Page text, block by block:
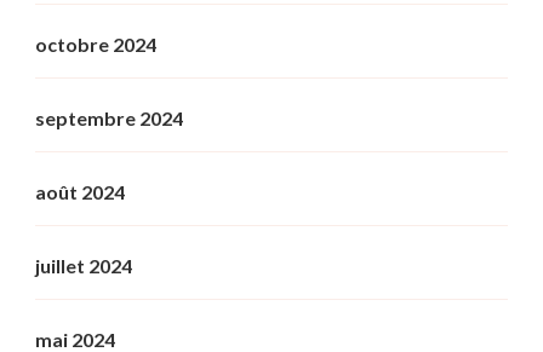
octobre 2024
septembre 2024
août 2024
juillet 2024
mai 2024